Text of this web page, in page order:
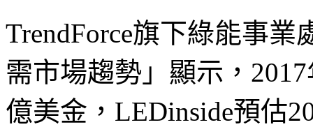
TrendForce旗下綠能事業
需市場趨勢」顯示，
億美金，LEDinside預估